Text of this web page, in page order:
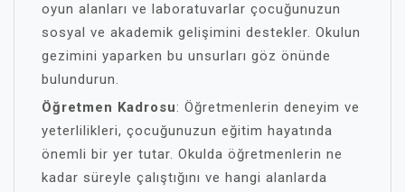
oyun alanları ve laboratuvarlar çocuğunuzun
sosyal ve akademik gelişimini destekler. Okulun
gezimini yaparken bu unsurları göz önünde
bulundurun.
Öğretmen Kadrosu: Öğretmenlerin deneyim ve
yeterlilikleri, çocuğunuzun eğitim hayatında
önemli bir yer tutar. Okulda öğretmenlerin ne
kadar süreyle çalıştığını ve hangi alanlarda